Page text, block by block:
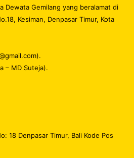
Dewata Gemilang yang beralamat di
Kesiman, Denpasar Timur, Kota
– MD Suteja).
18 Denpasar Timur, Bali Kode Pos